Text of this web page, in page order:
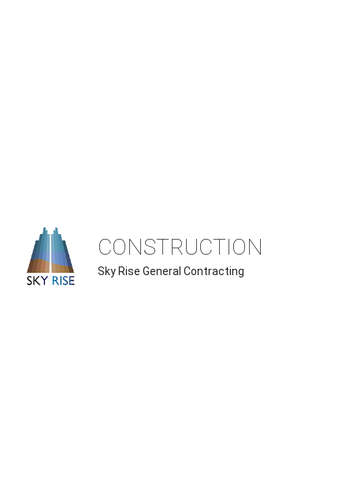
CONSTRUCTION
Sky Rise General Contracting